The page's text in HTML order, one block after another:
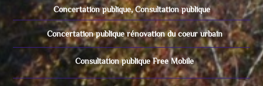
Concertation publique, Consultation publique
Concertation publique rénovation du coeur urbain
Consultation publique Free Mobile